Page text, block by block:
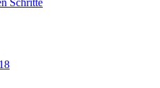
Schritte